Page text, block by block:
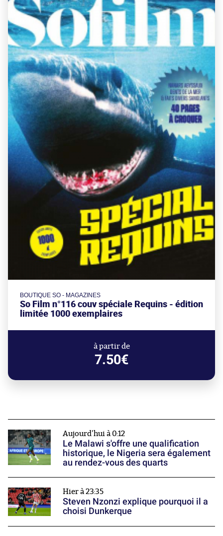
BOUTIQUE SO - MAGAZINES
So Film n°116 couv spéciale Requins - édition
limitée 1000 exemplaires
à partir de
7.50€
Aujourd'hui à 0:12
Le Malawi s'offre une qualification
historique, le Nigeria sera également
au rendez-vous des quarts
Hier à 23:35
Steven Nzonzi explique pourquoi il a
choisi Dunkerque